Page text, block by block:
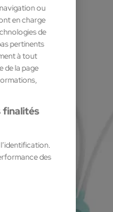
ou
en charge
de
pertinents
à tout
de la page
finalités
des